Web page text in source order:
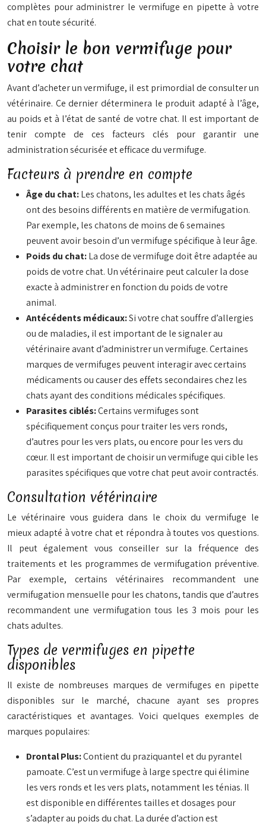
complètes pour administrer le vermifuge en pipette à votre
chat en toute sécurité.
Choisir le bon vermifuge pour
votre chat
Avant d’acheter un vermifuge, il est primordial de consulter un
vétérinaire. Ce dernier déterminera le produit adapté à l’âge,
au poids et à l’état de santé de votre chat. Il est important de
tenir compte de ces facteurs clés pour garantir une
administration sécurisée et efficace du vermifuge.
Facteurs à prendre en compte
Âge du chat:Les chatons, les adultes et les chats âgés
ont des besoins différents en matière de vermifugation.
Par exemple, les chatons de moins de 6 semaines
peuvent avoir besoin d’un vermifuge spécifique à leur âge.
Poids du chat:La dose de vermifuge doit être adaptée au
poids de votre chat. Un vétérinaire peut calculer la dose
exacte à administrer en fonction du poids de votre
animal.
Antécédents médicaux:Si votre chat souffre d’allergies
ou de maladies, il est important de le signaler au
vétérinaire avant d’administrer un vermifuge. Certaines
marques de vermifuges peuvent interagir avec certains
médicaments ou causer des effets secondaires chez les
chats ayant des conditions médicales spécifiques.
Parasites ciblés:Certains vermifuges sont
spécifiquement conçus pour traiter les vers ronds,
d’autres pour les vers plats, ou encore pour les vers du
cœur. Il est important de choisir un vermifuge qui cible les
parasites spécifiques que votre chat peut avoir contractés.
Consultation vétérinaire
Le vétérinaire vous guidera dans le choix du vermifuge le
mieux adapté à votre chat et répondra à toutes vos questions.
Il peut également vous conseiller sur la fréquence des
traitements et les programmes de vermifugation préventive.
Par exemple, certains vétérinaires recommandent une
vermifugation mensuelle pour les chatons, tandis que d’autres
recommandent une vermifugation tous les 3 mois pour les
chats adultes.
Types de vermifuges en pipette
disponibles
Il existe de nombreuses marques de vermifuges en pipette
disponibles sur le marché, chacune ayant ses propres
caractéristiques et avantages. Voici quelques exemples de
marques populaires:
Drontal Plus:Contient du praziquantel et du pyrantel
pamoate. C’est un vermifuge à large spectre qui élimine
les vers ronds et les vers plats, notamment les ténias. Il
est disponible en différentes tailles et dosages pour
s’adapter au poids du chat. La durée d’action est